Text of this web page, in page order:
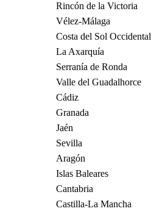
Rincón de la Victoria
Vélez-Málaga
Costa del Sol Occidental
La Axarquía
Serranía de Ronda
Valle del Guadalhorce
Cádiz
Granada
Jaén
Sevilla
Aragón
Islas Baleares
Cantabria
Castilla-La Mancha